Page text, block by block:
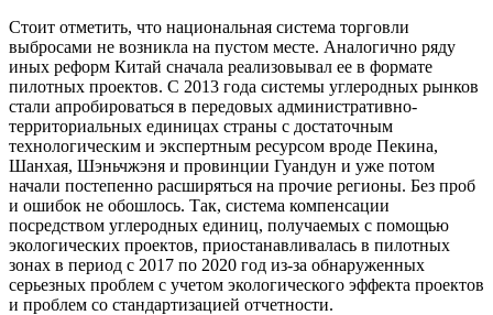
Стоит отметить, что национальная система торговли
выбросами не возникла на пустом месте. Аналогично ряду
иных реформ Китай сначала реализовывал ее в формате
пилотных проектов. С 2013 года системы углеродных рынков
стали апробироваться в передовых административно-
территориальных единицах страны с достаточным
технологическим и экспертным ресурсом вроде Пекина,
Шанхая, Шэньчжэня и провинции Гуандун и уже потом
начали постепенно расширяться на прочие регионы. Без проб
и ошибок не обошлось. Так, система компенсации
посредством углеродных единиц, получаемых с помощью
экологических проектов, приостанавливалась в пилотных
зонах в период с 2017 по 2020 год из-за обнаруженных
серьезных проблем с учетом экологического эффекта проектов
и проблем со стандартизацией отчетности.